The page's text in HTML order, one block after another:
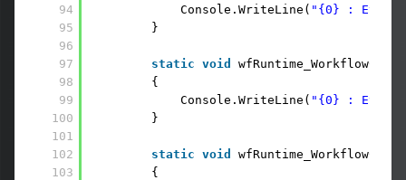
94
95
96
97
98
99
100
101
102
103
Console.WriteLine( "{0} :
}
static void
{
Console.WriteLine( "{0} :
}
static void
{